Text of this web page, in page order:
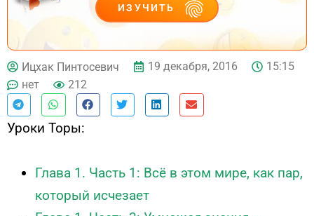
ИЗУЧИТЬ
ДЕЙСТВУЙ
Ицхак Пинтосевич 19 декабря, 2016
15:15
нет
212
Уроки Торы:
Глава 1. Часть 1: Всё в этом мире, как пар,
который исчезает